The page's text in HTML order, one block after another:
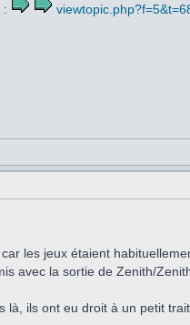
:
les jeux étaient
avec la sortie de Zenith/
là, ils ont eu droit à un petit